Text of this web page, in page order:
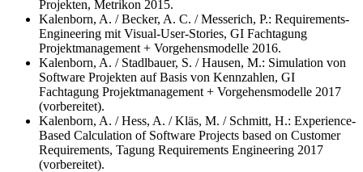
Projekten, Metrikon 2015.
Kalenborn, A. / Becker, A. C. / Messerich, P.: Requirements-
Engineering mit Visual-User-Stories, GI Fachtagung
Projektmanagement + Vorgehensmodelle 2016.
Kalenborn, A. / Stadlbauer, S. / Hausen, M.: Simulation von
Software Projekten auf Basis von Kennzahlen, GI
Fachtagung Projektmanagement + Vorgehensmodelle 2017
(vorbereitet).
Kalenborn, A. / Hess, A. / Kläs, M. / Schmitt, H.: Experience-
Based Calculation of Software Projects based on Customer
Requirements, Tagung Requirements Engineering 2017
(vorbereitet).